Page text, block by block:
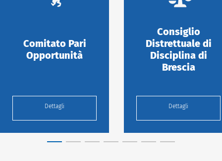
Comitato Pari
Opportunità
Dettagli
Consiglio
Distrettuale di
Disciplina di
Brescia
Dettagli